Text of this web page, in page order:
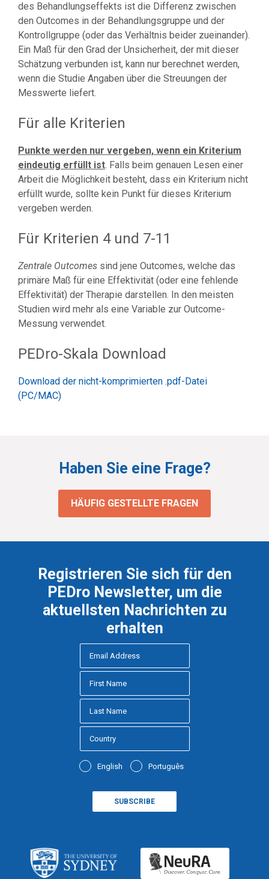
des Behandlungseffekts ist die Differenz zwischen
den Outcomes in der Behandlungsgruppe und der
Kontrollgruppe (oder das Verhältnis beider zueinander).
Ein Maß für den Grad der Unsicherheit, der mit dieser
Schätzung verbunden ist, kann nur berechnet werden,
wenn die Studie Angaben über die Streuungen der
Messwerte liefert.
Für alle Kriterien
Punkte werden nur vergeben, wenn ein Kriterium
eindeutig erfüllt ist. Falls beim genauen Lesen einer
Arbeit die Möglichkeit besteht, dass ein Kriterium nicht
erfüllt wurde, sollte kein Punkt für dieses Kriterium
vergeben werden.
Für Kriterien 4 und 7-11
Zentrale Outcomes sind jene Outcomes, welche das
primäre Maß für eine Effektivität (oder eine fehlende
Effektivität) der Therapie darstellen. In den meisten
Studien wird mehr als eine Variable zur Outcome-
Messung verwendet.
PEDro-Skala Download
Download der nicht-komprimierten .pdf-Datei
(PC/MAC)
Haben Sie eine Frage?
HÄUFIG GESTELLTE FRAGEN
Registrieren Sie sich für den
PEDro Newsletter, um die
aktuellsten Nachrichten zu
erhalten
English Português